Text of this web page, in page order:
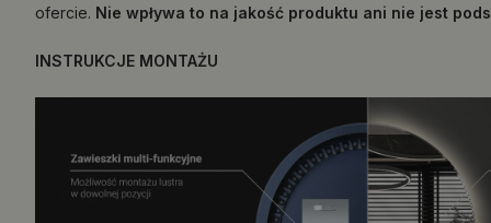
ofercie. Nie wpływa to na jakość produktu ani nie jest
INSTRUKCJE MONTAŻU